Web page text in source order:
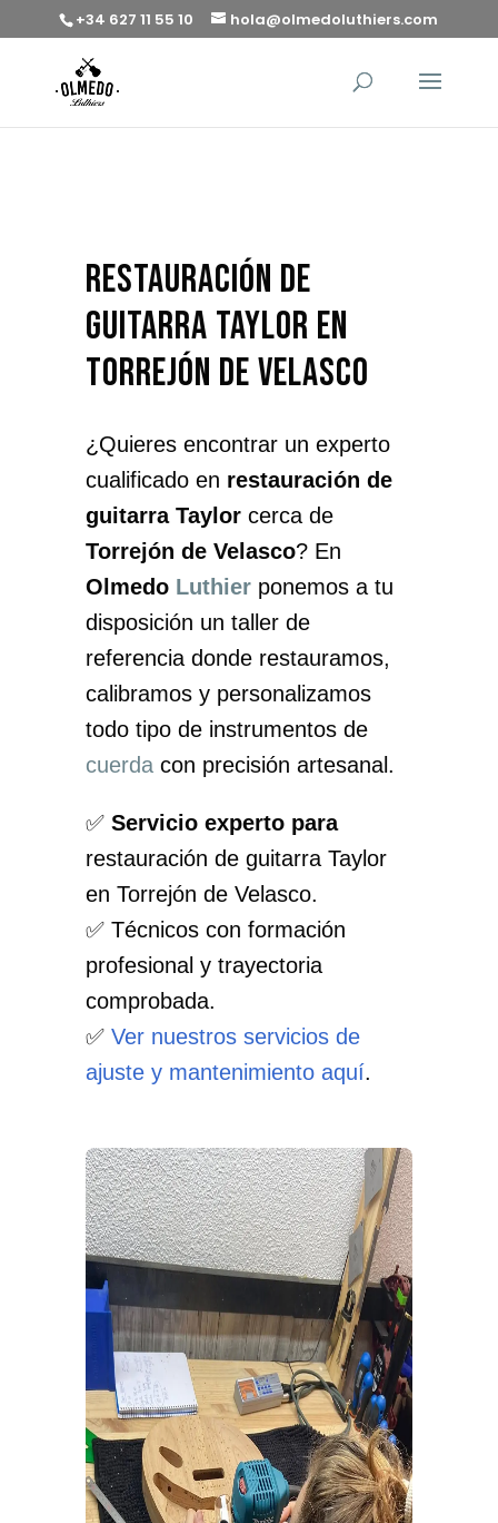
+34 627 11 55 10 hola@olmedoluthiers.com
restauración de
guitarra Taylor en
Torrejón de Velasco
¿Quieres encontrar un experto
cualificado en restauración de
guitarra Taylorcerca de
Torrejón de Velasco? En
Olmedo Luthierponemos a tu
disposición un taller de
referencia donde restauramos,
calibramos y personalizamos
todo tipo de instrumentos de
cuerdacon precisión artesanal.
✅ Servicio experto para
restauración de guitarra Taylor
en Torrejón de Velasco.
✅ Técnicos con formación
profesional y trayectoria
comprobada.
✅ Ver nuestros servicios de
ajuste y mantenimiento aquí.